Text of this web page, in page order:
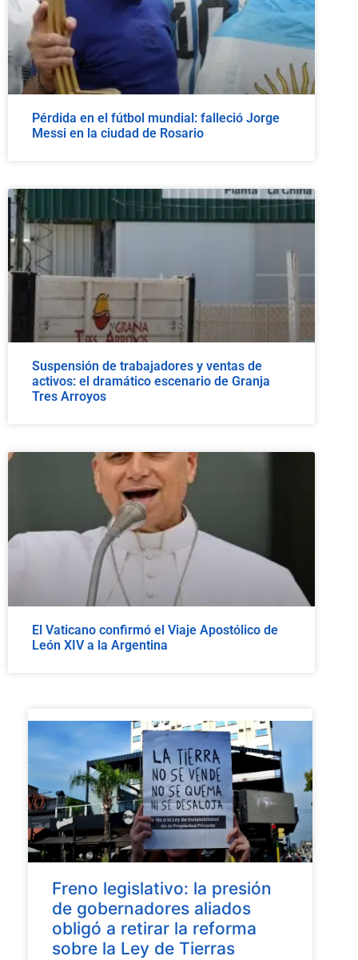
Pérdida en el fútbol mundial: falleció Jorge
Messi en la ciudad de Rosario
Suspensión de trabajadores y ventas de
activos: el dramático escenario de Granja
Tres Arroyos
El Vaticano confirmó el Viaje Apostólico de
León XIV a la Argentina
Freno legislativo: la presión
de gobernadores aliados
obligó a retirar la reforma
sobre la Ley de Tierras